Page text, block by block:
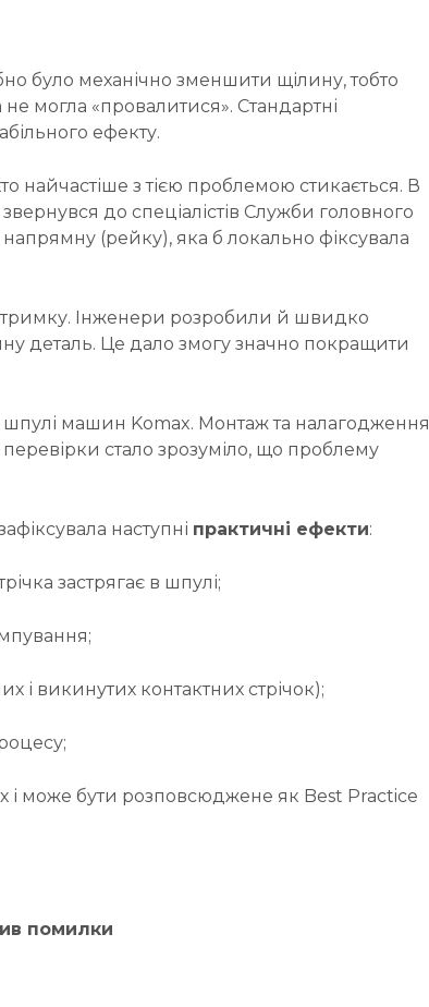
було механічно зменшити щілину, тобто
могла «провалитися». Стандартні
ефекту.
найчастіше з тією проблемою стикається. В
до спеціалістів Служби головного
(рейку), яка б локально фіксувала
Інженери розробили й швидко
деталь. Це дало змогу значно покращити
машин Komax. Монтаж та налагодження
стало зрозуміло, що проблему
наступні практичні ефекти:
застрягає в шпулі;
і викинутих контактних стрічок);
може бути розповсюджене як Best Practice
помилки